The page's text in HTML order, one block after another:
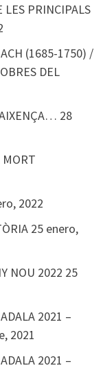
LES PRINCIPALS
(1685-1750) /
DEL
28
MORT
2022
25 enero,
NOU 2022 25
2021 –
2021
2021 –